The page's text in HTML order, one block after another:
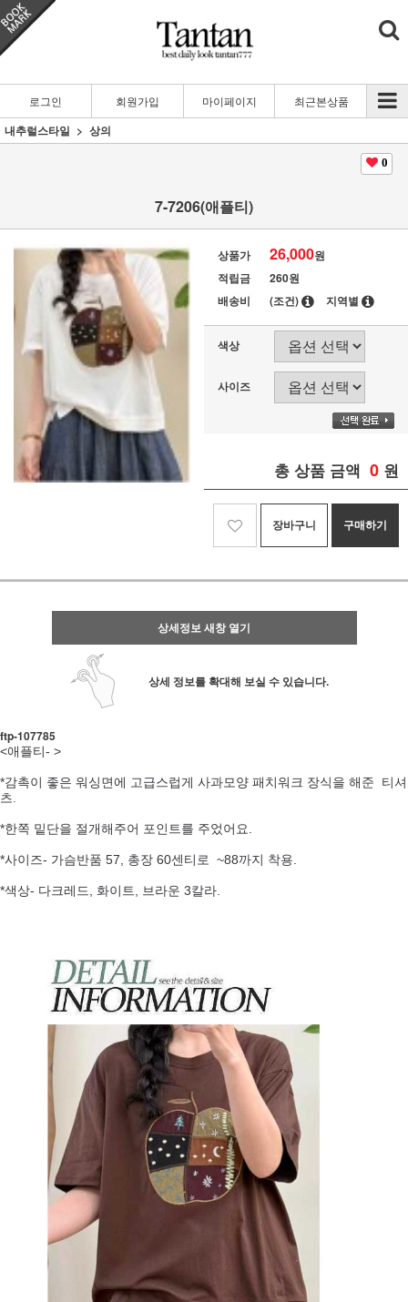
로그인 회원가입 마이페이지 최근본상품
내추럴스타일 상의
0
7-7206(애플티)
상품가 26,000원
적립금
260원
배송비
(조건) 지역별
색상
사이즈
총 상품 금액 0 원
장바구니 구매하기
상세정보 새창 열기
상세 정보를 확대해 보실 수 있습니다.
ftp- 107785
<애플티- >
*감촉이 좋은 워싱면에 고급스럽게 사과모양 패치워크 장식을 해준 티셔
츠.
*한쪽 밑단을 절개해주어 포인트를 주었어요.
*사이즈- 가슴반품 57, 총장 60센티로 ~88까지 착용.
*색상- 다크레드, 화이트, 브라운 3칼라.